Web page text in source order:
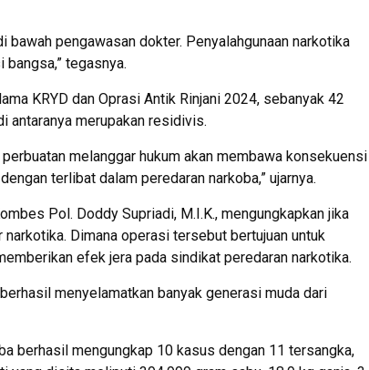
bawah pengawasan dokter. Penyalahgunaan narkotika
tegasnya.
KRYD dan Oprasi Antik Rinjani 2024, sebanyak 42
antaranya merupakan residivis.
melanggar hukum akan membawa konsekuensi
terlibat dalam peredaran narkoba,” ujarnya.
Pol. Doddy Supriadi, M.I.K., mengungkapkan jika
Dimana operasi tersebut bertujuan untuk
efek jera pada sindikat peredaran narkotika.
menyelamatkan banyak generasi muda dari
berhasil mengungkap 10 kasus dengan 11 tersangka,